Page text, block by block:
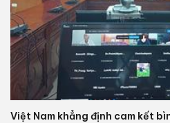
Việt Nam khẳng định cam kết